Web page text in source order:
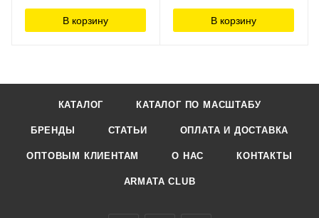
В корзину В корзину
КАТАЛОГ КАТАЛОГ ПО МАСШТАБУ
БРЕНДЫ СТАТЬИ ОПЛАТА И ДОСТАВКА
ОПТОВЫМ КЛИЕНТАМ О НАС КОНТАКТЫ
ARMATA CLUB